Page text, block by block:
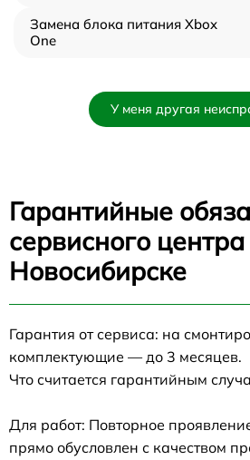
Замена блока питания Xbox
One
У меня другая
Гарантийные
сервисного
Новосибирске
Гарантия от сервиса: на
комплектующие — до 3 месяцев.
Что считается гарантийным
Для работ: Повторное
прямо обусловлен с качеством